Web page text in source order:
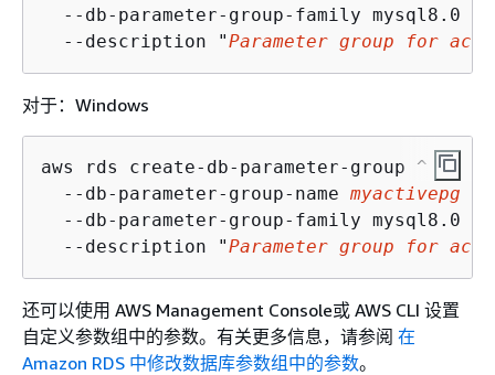
  --db-parameter-group-family mysql8.0 \
  --description "
Parameter group for
对于：Windows
aws rds create-db-parameter-group ^
  --db-parameter-group-name
myactivepg
  --db-parameter-group-family mysql8.0 ^
  --description "
Parameter group for
还可以使用 AWS Management Console或 AWS CLI 设置
自定义参数组中的参数。有关更多信息，请参阅 在
Amazon RDS 中修改数据库参数组中的参数。